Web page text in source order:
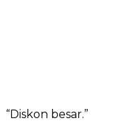
“Diskon besar.”